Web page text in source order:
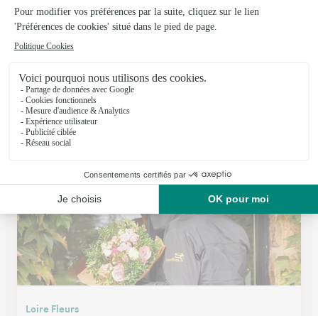
Monceau Fleurs
Orleans
★★★★★4 (160)
1, rue des Carmes
Loire Fleurs